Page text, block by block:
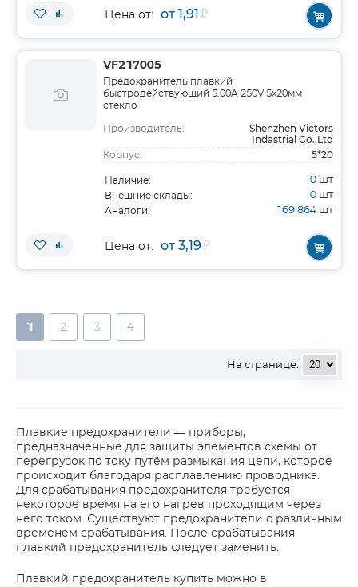
Цена от: от 1,91₽
VF217005
Предохранитель плавкий
быстродействующий 5.00A 250V 5х20мм
стекло
Производитель:
Shenzhen Victors
Indastrial Co.,Ltd
Корпус: 5*20
Наличие: 0 шт
Внешние склады: 0 шт
Аналоги: 169 864 шт
Цена от: от 3,19₽
1 2 3 4
На странице:
Плавкие предохранители — приборы,
предназначенные для защиты элементов схемы от
перегрузок по току путём размыкания цепи, которое
происходит благодаря расплавлению проводника.
Для срабатывания предохранителя требуется
некоторое время на его нагрев проходящим через
него током. Существуют предохранители с различным
временем срабатывания. После срабатывания
плавкий предохранитель следует заменить.
Плавкий предохранитель купить можно в